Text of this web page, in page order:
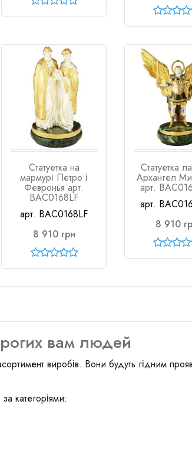
Статуетка на
мармурі Петро і
Февронья арт.
BAC0168LF
арт. BAC0168LF
8 910 грн
Статуетка
Архангел
арт.
арт.
8 910
вам людей
виробів. Вони будуть гідним
категоріями: